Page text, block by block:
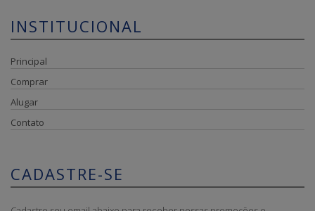
INSTITUCIONAL
Principal
Comprar
Alugar
Contato
CADASTRE-SE